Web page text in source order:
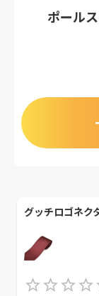
ポール
グッチロゴネク